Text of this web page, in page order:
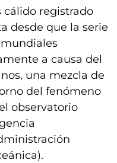
cálido registrado
desde que la serie
a causa del
una mezcla de
del fenómeno
observatorio